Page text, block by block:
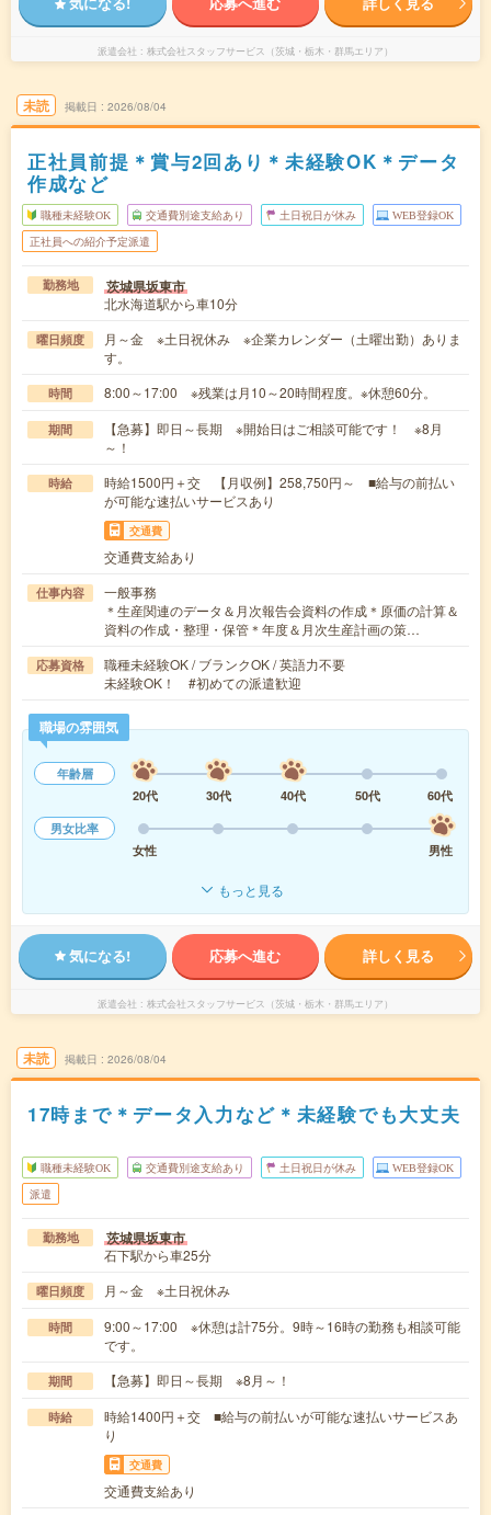
派遣会社 株式会社スタッフサービス（茨城・栃木・群馬エリア）
未読 掲載日 2026/08/04
正社員前提＊賞与2回あり＊未経験OK＊データ
作成など
職種未経験OK 交通費別途支給あり 土日祝日が休み WEB登録OK
正社員への紹介予定派遣
勤務地 茨城県坂東市
北水海道駅から車10分
曜日頻度
月～金 ※土日祝休み ※企業カレンダー（土曜出勤）ありま
す。
時間 8:00～17:00 ※残業は月10～20時間程度。※休憩60分。
期間
【急募】即日～長期 ※開始日はご相談可能です！ ※8月
～！
時給
時給1500円＋交 【月収例】258,750円～ ■給与の前払い
が可能な速払いサービスあり
交通費
交通費支給あり
仕事内容
一般事務
＊生産関連のデータ＆月次報告会資料の作成＊原価の計算＆
資料の作成・整理・保管＊年度＆月次生産計画の策…
応募資格
職種未経験OK / ブランクOK / 英語力不要
未経験OK！ #初めての派遣歓迎
職場の雰囲気
年齢層
20代
30代 40代 50代
60代
男女比率
女性
男性
もっと見る
気になる! 応募へ進む 詳しく見る
派遣会社 株式会社スタッフサービス（茨城・栃木・群馬エリア）
未読 掲載日 2026/08/04
17時まで＊データ入力など＊未経験でも大丈夫
職種未経験OK 交通費別途支給あり 土日祝日が休み WEB登録OK
派遣
勤務地 茨城県坂東市
石下駅から車25分
曜日頻度 月～金 ※土日祝休み
時間
9:00～17:00 ※休憩は計75分。9時～16時の勤務も相談可能
です。
期間 【急募】即日～長期 ※8月～！
時給
時給1400円＋交 ■給与の前払いが可能な速払いサービスあ
り
交通費
交通費支給あり